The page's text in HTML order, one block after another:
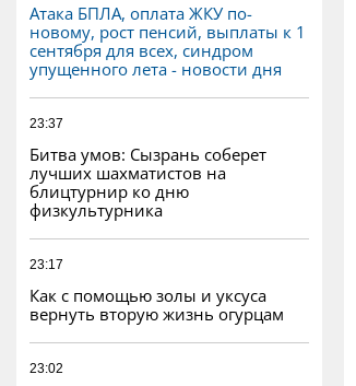
Атака БПЛА, оплата ЖКУ по-
новому, рост пенсий, выплаты к 1
сентября для всех, синдром
упущенного лета - новости дня
23:37
Битва умов: Сызрань соберет
лучших шахматистов на
блицтурнир ко дню
физкультурника
23:17
Как с помощью золы и уксуса
вернуть вторую жизнь огурцам
23:02